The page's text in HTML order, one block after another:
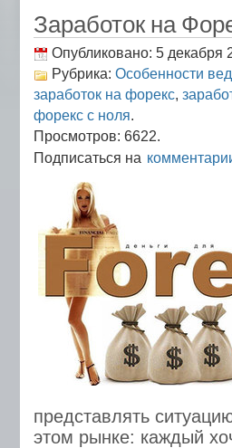
Заработок на
Опубликовано: 5 декабря
Рубрика: Особенности
заработок на форекс,
форекс с ноля.
Просмотров: 6622.
Подписаться на
представлять
этом рынке: каждый